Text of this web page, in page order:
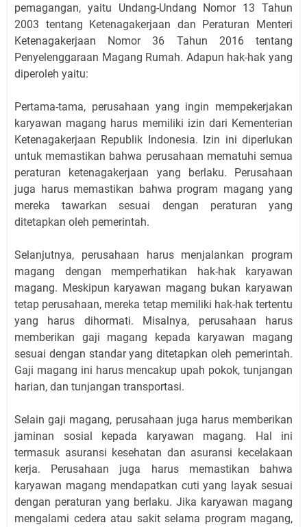
pemagangan, yaitu Undang-Undang Nomor 13 Tahun
2003 tentang Ketenagakerjaan dan Peraturan Menteri
Ketenagakerjaan Nomor 36 Tahun 2016 tentang
Penyelenggaraan Magang Rumah. Adapun hak-hak yang
diperoleh yaitu:
Pertama-tama, perusahaan yang ingin mempekerjakan
karyawan magang harus memiliki izin dari Kementerian
Ketenagakerjaan Republik Indonesia. Izin ini diperlukan
untuk memastikan bahwa perusahaan mematuhi semua
peraturan ketenagakerjaan yang berlaku. Perusahaan
juga harus memastikan bahwa program magang yang
mereka tawarkan sesuai dengan peraturan yang
ditetapkan oleh pemerintah.
Selanjutnya, perusahaan harus menjalankan program
magang dengan memperhatikan hak-hak karyawan
magang. Meskipun karyawan magang bukan karyawan
tetap perusahaan, mereka tetap memiliki hak-hak tertentu
yang harus dihormati. Misalnya, perusahaan harus
memberikan gaji magang kepada karyawan magang
sesuai dengan standar yang ditetapkan oleh pemerintah.
Gaji magang ini harus mencakup upah pokok, tunjangan
harian, dan tunjangan transportasi.
Selain gaji magang, perusahaan juga harus memberikan
jaminan sosial kepada karyawan magang. Hal ini
termasuk asuransi kesehatan dan asuransi kecelakaan
kerja. Perusahaan juga harus memastikan bahwa
karyawan magang mendapatkan cuti yang layak sesuai
dengan peraturan yang berlaku. Jika karyawan magang
mengalami cedera atau sakit selama program magang,